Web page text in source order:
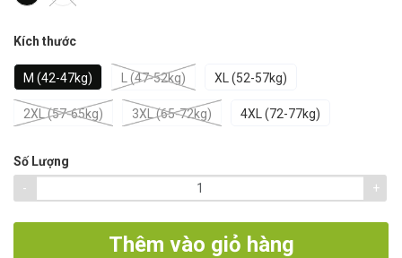
Kích thước
M (42-47kg) L (47-52kg) XL (52-57kg)
2XL (57-65kg) 3XL (65-72kg) 4XL (72-77kg)
Số Lượng
-
+
Thêm vào giỏ hàng